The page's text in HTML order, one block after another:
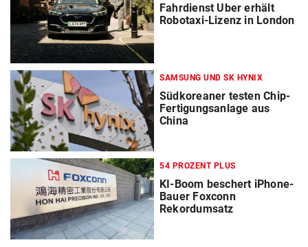
Fahrdienst Uber erhält
Robotaxi-Lizenz in London
SAMSUNG UND SK HYNIX
Südkoreaner testen Chip-
Fertigungsanlage aus
China
54 PROZENT PLUS
KI-Boom beschert iPhone-
Bauer Foxconn
Rekordumsatz